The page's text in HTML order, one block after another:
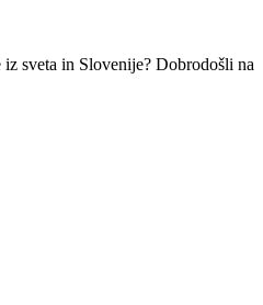
sveta in Slovenije? Dobrodošli na